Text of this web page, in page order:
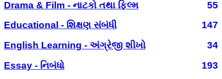
Drama & Film - નાટકો તથા ફિલ્મ
55
Educational - શિક્ષણ સંબંધી
147
English Learning - અંગ્રેજી શીખો
34
Essay - નિબંધો
193